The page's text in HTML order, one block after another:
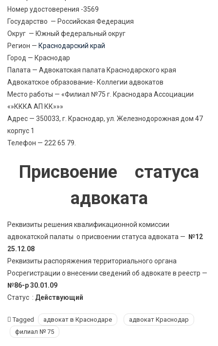
Номер удостоверения -3569
Государство — Российская Федерация
Округ — Южный федеральный округ
Регион — Краснодарский край
Город — Краснодар
Палата — Адвокатская палата Краснодарского края
Адвокатское образование- Коллегии адвокатов
Место работы — «Филиал №75 г. Краснодара Ассоциации
«»КККА АП КК»»»
Адрес — 350033, г. Краснодар, ул. Железнодорожная дом 47
корпус 1
Телефон — 222 65 79.
Присвоение статуса
адвоката
Реквизиты решения квалификационной комиссии
адвокатской палаты о присвоении статуса адвоката — №12
25.12.08
Реквизиты распоряжения территориального органа
Росрегистрации о внесении сведений об адвокате в реестр —
№86-р 30.01.09
Статус : Действующий
Tagged адвокат в Краснодаре
адвокат Краснодар
филиал № 75